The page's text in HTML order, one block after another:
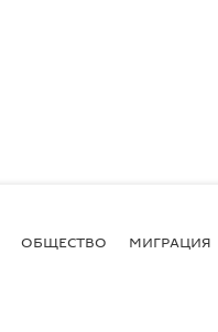
ОБЩЕСТВО МИГРАЦИЯ